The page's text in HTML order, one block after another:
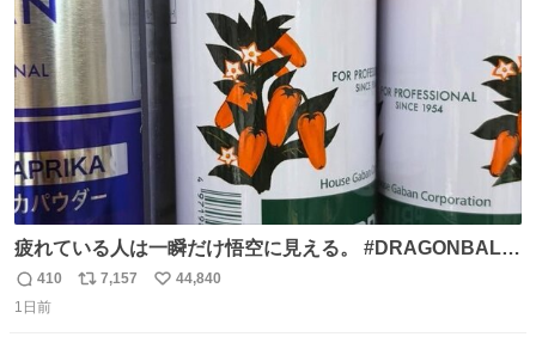
数
疲れている人は一瞬だけ悟空に見える。 #DRAGONBALL
#ドラゴンボール
返
信
410
リ
7,157
い
44,840
1日前